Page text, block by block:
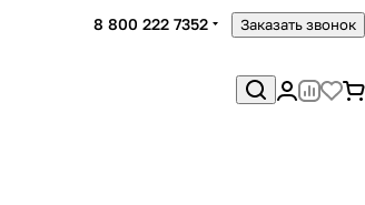
8 800 222 7352 Заказать звонок